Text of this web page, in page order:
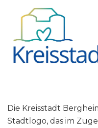
Die Kreisstadt
Stadtlogo, das im